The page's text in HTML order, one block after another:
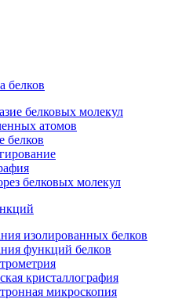
белков
белковых молекул
атомов
белков
белковых молекул
изолированных белков
функций белков
кристаллография
микроскопия